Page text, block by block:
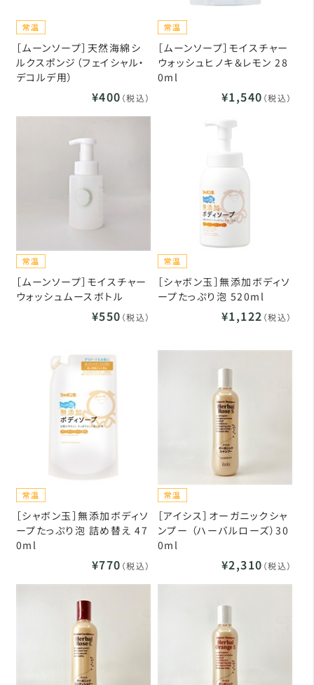
［ムーンソープ］天然海綿シ
ルクスポンジ（フェイシャル・
デコルデ用）
¥400 （税込）
［ムーンソープ］モイスチャー
ウォッシュヒノキ＆レモン 28
0ml
¥1,540 （税込）
［ムーンソープ］モイスチャー
ウォッシュムースボトル
¥550 （税込）
［シャボン玉］無添加ボディソ
ープたっぷり泡 520ml
¥1,122 （税込）
［シャボン玉］無添加ボディソ
ープたっぷり泡 詰め替え 47
0ml
¥770 （税込）
［アイシス］オーガニックシャ
ンプー （ハーバルローズ）30
0ml
¥2,310 （税込）